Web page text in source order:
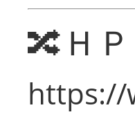
🔀Ｈ
https://